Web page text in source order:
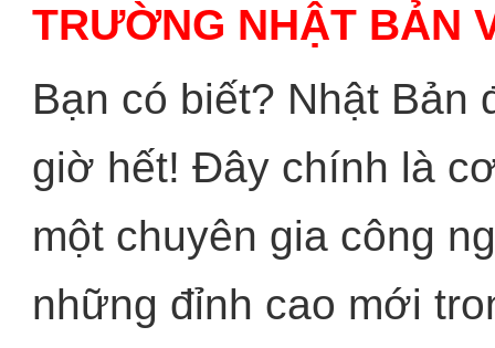
TRƯỜNG NHẬT BẢN
Bạn có biết? Nhật Bản
giờ hết! Đây chính là
một chuyên gia công
những đỉnh cao mới